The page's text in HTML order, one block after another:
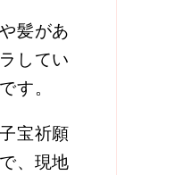
髪があ
してい
す。
宝祈願
、現地